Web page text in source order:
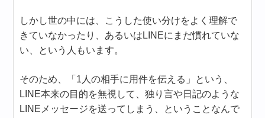
しかし世の中には、こうした使い分けをよく理解で
きていなかったり、あるいはLINEにまだ慣れていな
い、という人もいます。
そのため、「1人の相手に用件を伝える」という、
LINE本来の目的を無視して、独り言や日記のような
LINEメッセージを送ってしまう、ということなんで